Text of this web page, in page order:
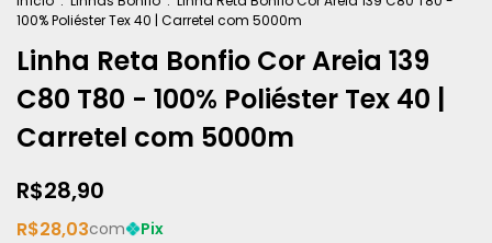
100% Poliéster Tex 40 | Carretel com 5000m
Linha Reta Bonfio Cor Areia 139
C80 T80 - 100% Poliéster Tex 40 |
Carretel com 5000m
R$28,90
R$28,03com Pix